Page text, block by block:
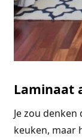
Laminaat
Je zou
keuken, maar